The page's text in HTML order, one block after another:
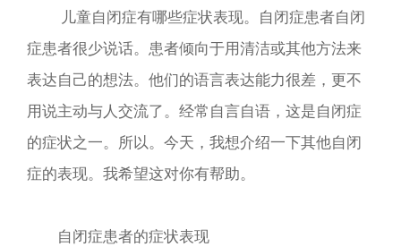
儿童自闭症有哪些症状表现。自闭症患者自闭
症患者很少说话。患者倾向于用清洁或其他方法来
表达自己的想法。他们的语言表达能力很差，更不
用说主动与人交流了。经常自言自语，这是自闭症
的症状之一。所以。今天，我想介绍一下其他自闭
症的表现。我希望这对你有帮助。
自闭症患者的症状表现